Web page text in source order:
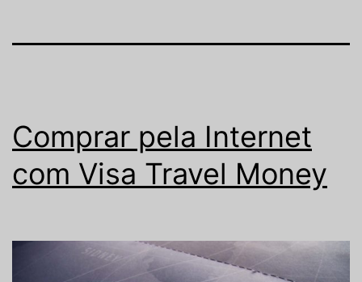
Comprar pela Internet
com Visa Travel Money